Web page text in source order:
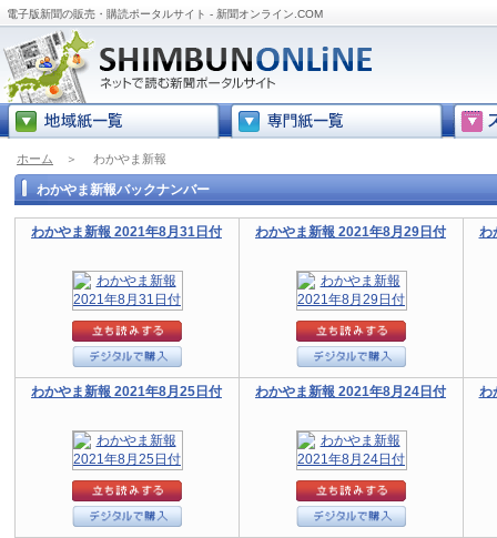
電子版新聞の販売・購読ポータルサイト - 新聞オンライン.COM
ホーム ＞ わかやま新報
わかやま新報バックナンバー
わかやま新報 2021年8月31日付 わかやま新報 2021年8月29日付 わ
わかやま新報 2021年8月25日付 わかやま新報 2021年8月24日付 わ